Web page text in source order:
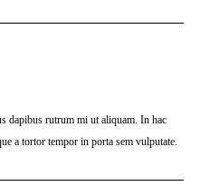
dapibus rutrum mi ut aliquam. In hac
a tortor tempor in porta sem vulputate.